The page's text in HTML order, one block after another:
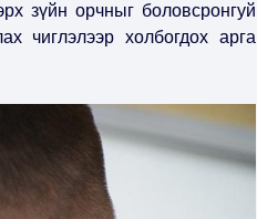
зүйн орчныг боловсронгуй
чиглэлээр холбогдох арга